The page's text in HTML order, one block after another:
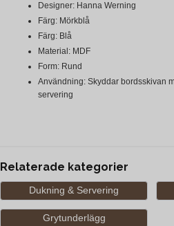
Designer: Hanna Werning
Färg: Mörkblå
Färg: Blå
Material: MDF
Form: Rund
Användning: Skyddar bordsskivan
servering
Relaterade kategorier
Dukning & Servering
Grytunderlägg